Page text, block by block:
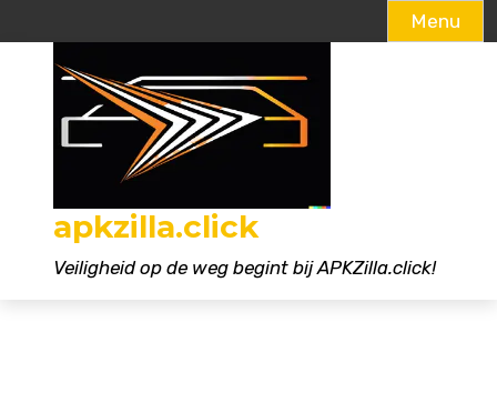
Menu
apkzilla.click
Veiligheid op de weg begint bij APKZilla.click!